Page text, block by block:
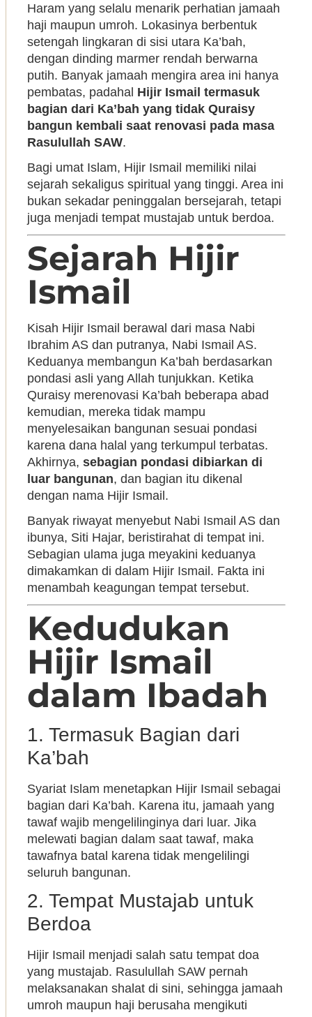
Haram yang selalu menarik perhatian jamaah
haji maupun umroh. Lokasinya berbentuk
setengah lingkaran di sisi utara Ka’bah,
dengan dinding marmer rendah berwarna
putih. Banyak jamaah mengira area ini hanya
pembatas, padahal Hijir Ismail termasuk
bagian dari Ka’bah yang tidak Quraisy
bangun kembali saat renovasi pada masa
Rasulullah SAW.
Bagi umat Islam, Hijir Ismail memiliki nilai
sejarah sekaligus spiritual yang tinggi. Area ini
bukan sekadar peninggalan bersejarah, tetapi
juga menjadi tempat mustajab untuk berdoa.
Sejarah Hijir
Ismail
Kisah Hijir Ismail berawal dari masa Nabi
Ibrahim AS dan putranya, Nabi Ismail AS.
Keduanya membangun Ka’bah berdasarkan
pondasi asli yang Allah tunjukkan. Ketika
Quraisy merenovasi Ka’bah beberapa abad
kemudian, mereka tidak mampu
menyelesaikan bangunan sesuai pondasi
karena dana halal yang terkumpul terbatas.
Akhirnya, sebagian pondasi dibiarkan di
luar bangunan, dan bagian itu dikenal
dengan nama Hijir Ismail.
Banyak riwayat menyebut Nabi Ismail AS dan
ibunya, Siti Hajar, beristirahat di tempat ini.
Sebagian ulama juga meyakini keduanya
dimakamkan di dalam Hijir Ismail. Fakta ini
menambah keagungan tempat tersebut.
Kedudukan
Hijir Ismail
dalam Ibadah
1. Termasuk Bagian dari
Ka’bah
Syariat Islam menetapkan Hijir Ismail sebagai
bagian dari Ka’bah. Karena itu, jamaah yang
tawaf wajib mengelilinginya dari luar. Jika
melewati bagian dalam saat tawaf, maka
tawafnya batal karena tidak mengelilingi
seluruh bangunan.
2. Tempat Mustajab untuk
Berdoa
Hijir Ismail menjadi salah satu tempat doa
yang mustajab. Rasulullah SAW pernah
melaksanakan shalat di sini, sehingga jamaah
umroh maupun haji berusaha mengikuti